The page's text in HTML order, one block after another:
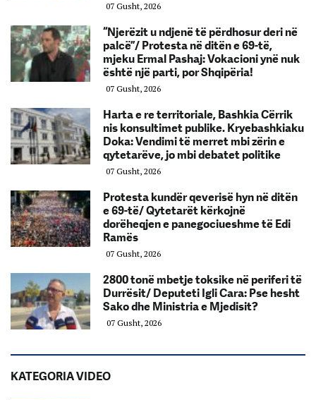
07 Gusht, 2026
“Njerëzit u ndjenë të përdhosur deri në
palcë”/ Protesta në ditën e 69-të,
mjeku Ermal Pashaj: Vokacioni ynë nuk
është një parti, por Shqipëria!
07 Gusht, 2026
Harta e re territoriale, Bashkia Cërrik
nis konsultimet publike. Kryebashkiaku
Doka: Vendimi të merret mbi zërin e
qytetarëve, jo mbi debatet politike
07 Gusht, 2026
Protesta kundër qeverisë hyn në ditën
e 69-të/ Qytetarët kërkojnë
dorëheqjen e panegociueshme të Edi
Ramës
07 Gusht, 2026
2800 tonë mbetje toksike në periferi të
Durrësit/ Deputeti Igli Cara: Pse hesht
Sako dhe Ministria e Mjedisit?
07 Gusht, 2026
KATEGORIA VIDEO